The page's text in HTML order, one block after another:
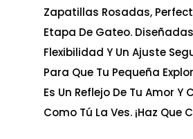
Zapatillas Rosadas,
Etapa De Gateo.
Flexibilidad Y Un Ajuste
Para Que Tu Pequeña
Es Un Reflejo De Tu Amor
Como Tú La Ves. ¡Haz Que